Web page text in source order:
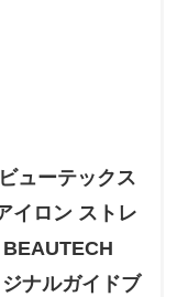
ューテックス
イロン ストレ
ナルガイドブ